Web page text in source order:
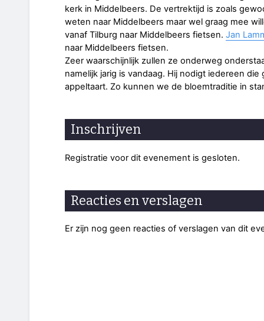
kerk in Middelbeers. De vertrektijd is zoals
weten naar Middelbeers maar wel graag mee
vanaf Tilburg naar Middelbeers fietsen. Jan
naar Middelbeers fietsen.
Zeer waarschijnlijk zullen ze onderweg
namelijk jarig is vandaag. Hij nodigt iedereen
appeltaart. Zo kunnen we de bloemtraditie in
Inschrijven
Registratie voor dit evenement is gesloten.
Reacties en verslagen
Er zijn nog geen reacties of verslagen van dit